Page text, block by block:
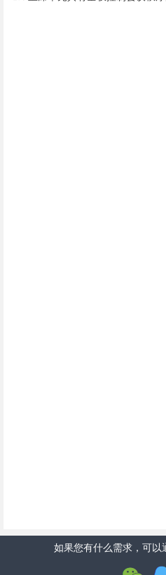
如果您有什么需求，可以